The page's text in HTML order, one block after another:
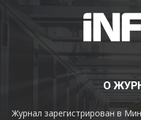
О
Журнал зарегистрирован в